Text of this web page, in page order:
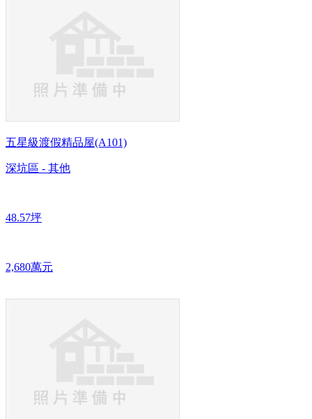
五星級渡假精品屋(A101)
深坑區 - 其他
48.57坪
2,680萬元